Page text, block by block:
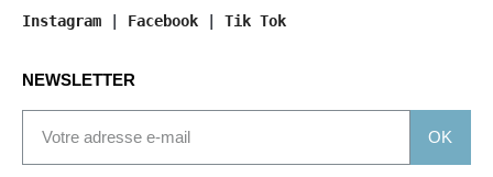
Instagram | Facebook | Tik Tok
NEWSLETTER
OK